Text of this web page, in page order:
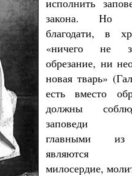
исполнить
закона. Но
благодати, в
«ничего не
обрезание, ни
новая тварь»
есть вместо
должны
заповеди
главными
являются
милосердие,